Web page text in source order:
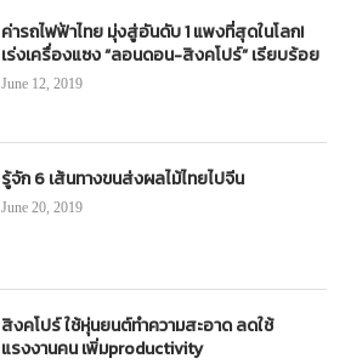
ค่ารถไฟฟ้าไทย มุ่งสู่อันดับ 1 แพงที่สุดในโลก!
เร่งเครื่องแซง “ลอนดอน-สิงคโปร์” เรียบร้อย
June 12, 2019
รู้จัก 6 เส้นทางขนส่งผลไม้ไทยไปจีน
June 20, 2019
สิงคโปร์ ใช้หุ่นยนต์ทำความสะอาด ลดใช้
แรงงานคน เพิ่มproductivity